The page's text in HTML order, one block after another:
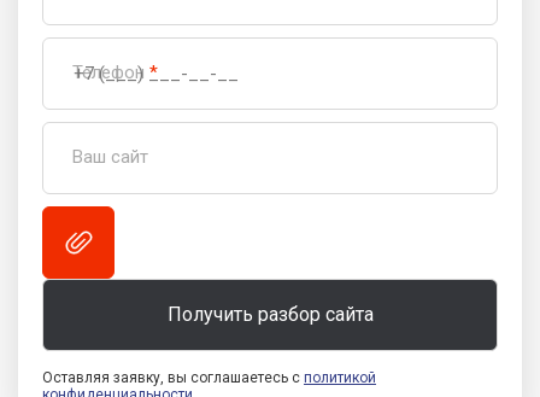
Телефон *
Ваш сайт
Оставляя заявку, вы соглашаетесь с политикой